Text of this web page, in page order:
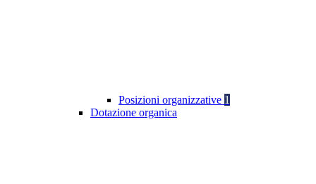
Posizioni organizzative 1
Dotazione organica